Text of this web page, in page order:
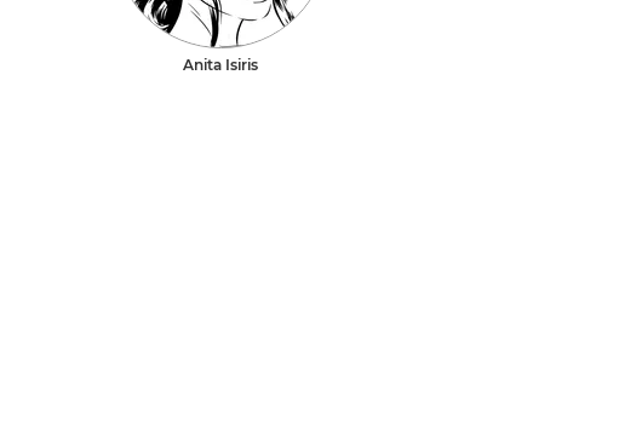
Anita Isiris